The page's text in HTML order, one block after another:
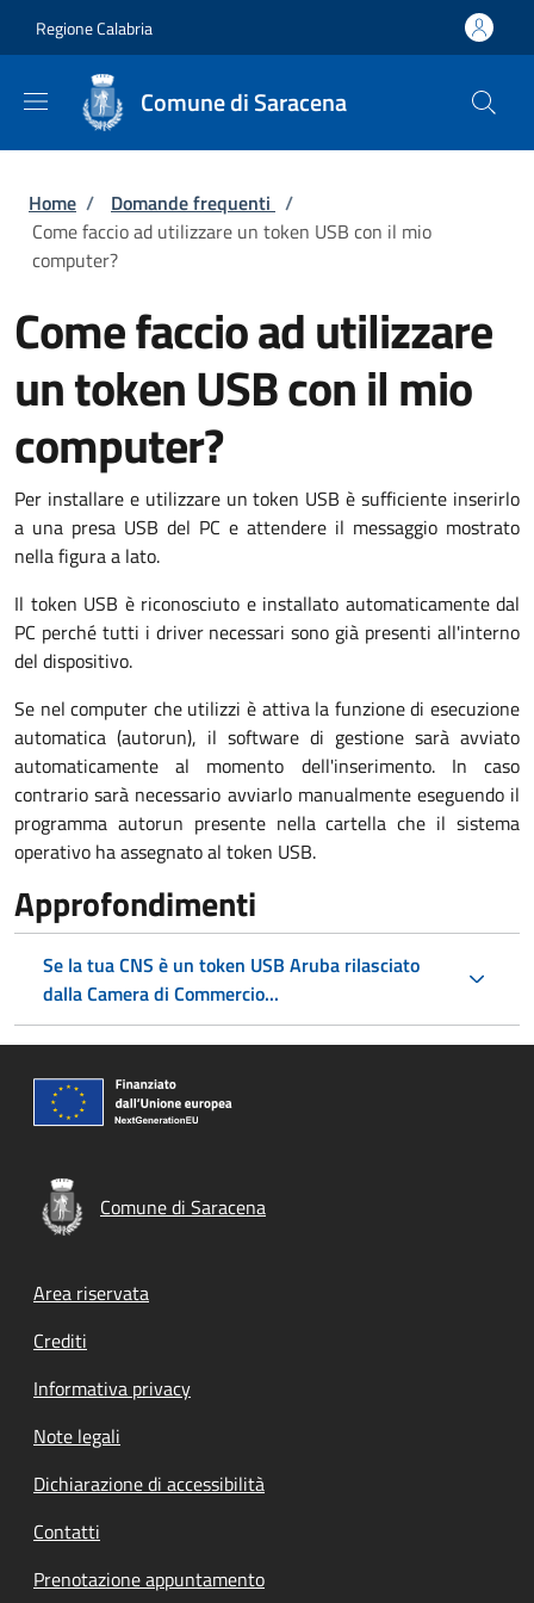
Regione Calabria
Comune di Saracena
Briciole di pane
Home / Domande frequenti /
Come faccio ad utilizzare un token USB con il mio
computer?
Come faccio ad utilizzare
un token USB con il mio
computer?
Per installare e utilizzare un token USB è sufficiente inserirlo
a una presa USB del PC e attendere il messaggio mostrato
nella figura a lato.
Il token USB è riconosciuto e installato automaticamente dal
PC perché tutti i driver necessari sono già presenti all'interno
del dispositivo.
Se nel computer che utilizzi è attiva la funzione di esecuzione
automatica (autorun), il software di gestione sarà avviato
automaticamente al momento dell'inserimento. In caso
contrario sarà necessario avviarlo manualmente eseguendo il
programma autorun presente nella cartella che il sistema
operativo ha assegnato al token USB.
Approfondimenti
Se la tua CNS è un token USB Aruba rilasciato
dalla Camera di Commercio...
Comune di Saracena
Footer menu
Area riservata
Crediti
Informativa privacy
Note legali
Dichiarazione di accessibilità
Contatti
Prenotazione appuntamento